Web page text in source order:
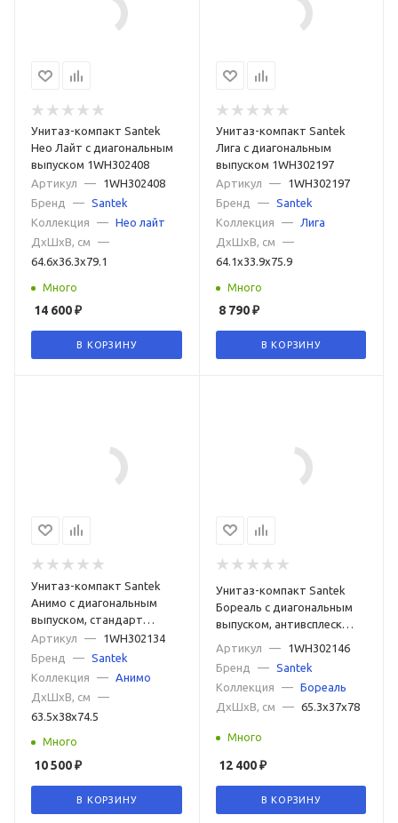
Унитаз-компакт Santek
Нео Лайт с диагональным
выпуском 1WH302408
Артикул
—
1WH302408
Бренд
— Santek
Коллекция
— Нео лайт
ДxШxВ, см
—
64.6x36.3x79.1
Много
14 600₽
В КОРЗИНУ
Унитаз-компакт Santek
Лига с диагональным
выпуском 1WH302197
Артикул
—
1WH302197
Бренд
—
Santek
Коллекция
—
Лига
ДxШxВ, см
—
64.1x33.9x75.9
Много
8 790₽
В КОРЗИНУ
Унитаз-компакт Santek
Анимо с диагональным
выпуском, стандарт
1WH302134
Артикул —
1WH302134
Бренд
— Santek
Коллекция
—
Анимо
ДxШxВ, см
—
63.5x38x74.5
Много
10 500₽
В КОРЗИНУ
Унитаз-компакт Santek
Бореаль с диагональным
выпуском, антивсплеск
Артикул —
1WH302146
Бренд
—
Santek
Коллекция
—
Бореаль
ДxШxВ, см
— 65.3x37x78
Много
12 400₽
В КОРЗИНУ